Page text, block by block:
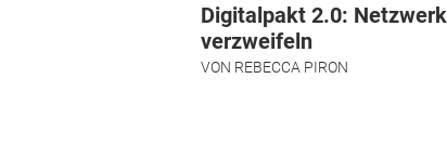
Digitalpakt 2.0:
verzweifeln
VON REBECCA PIRON